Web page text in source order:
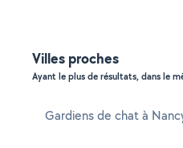
Villes proches
Ayant le plus de résultats, dans le
Gardiens de chat à